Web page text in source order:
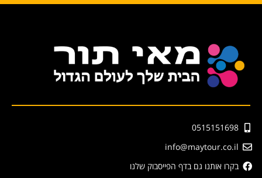
0515151698
info@maytour.co.il
בקרו אותנו גם בדף הפייסבוק שלנו